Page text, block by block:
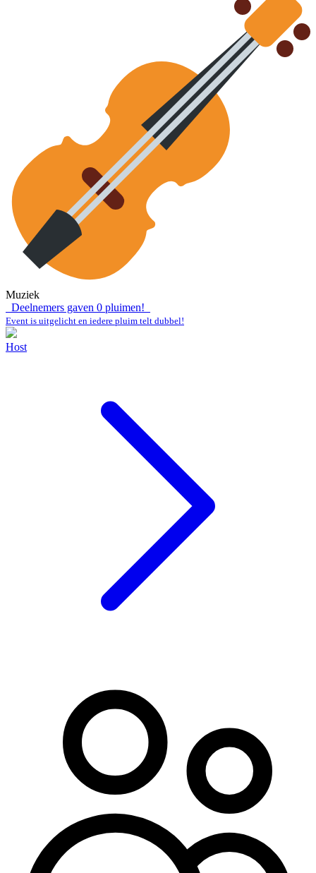
Muziek
Deelnemers gaven 0 pluimen!
Event is uitgelicht en iedere pluim telt dubbel!
Host